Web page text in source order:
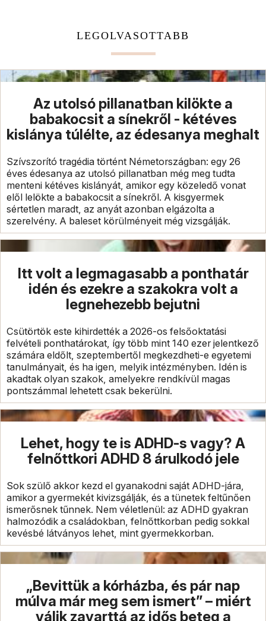
LEGOLVASOTTABB
Az utolsó pillanatban kilökte a
babakocsit a sínekről - kétéves
kislánya túlélte, az édesanya meghalt
Szívszorító tragédia történt Németországban: egy 26
éves édesanya az utolsó pillanatban még meg tudta
menteni kétéves kislányát, amikor egy közeledő vonat
elől lelökte a babakocsit a sínekről. A kisgyermek
sértetlen maradt, az anyát azonban elgázolta a
szerelvény. A baleset körülményeit még vizsgálják.
Itt volt a legmagasabb a ponthatár
idén és ezekre a szakokra volt a
legnehezebb bejutni
Csütörtök este kihirdették a 2026-os felsőoktatási
felvételi ponthatárokat, így több mint 140 ezer jelentkező
számára eldőlt, szeptembertől megkezdheti-e egyetemi
tanulmányait, és ha igen, melyik intézményben. Idén is
akadtak olyan szakok, amelyekre rendkívül magas
pontszámmal lehetett csak bekerülni.
Lehet, hogy te is ADHD-s vagy? A
felnőttkori ADHD 8 árulkodó jele
Sok szülő akkor kezd el gyanakodni saját ADHD-jára,
amikor a gyermekét kivizsgálják, és a tünetek feltűnően
ismerősnek tűnnek. Nem véletlenül: az ADHD gyakran
halmozódik a családokban, felnőttkorban pedig sokkal
kevésbé látványos lehet, mint gyermekkorban.
„Bevittük a kórházba, és pár nap
múlva már meg sem ismert” – miért
válik zavarttá az idős beteg a